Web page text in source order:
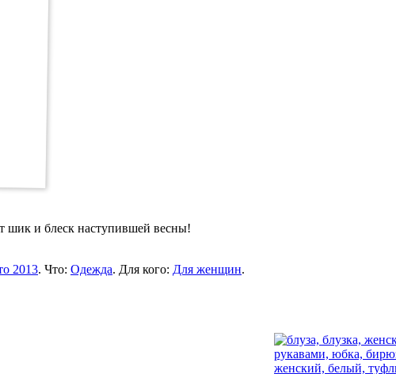
шик и блеск наступившей весны!
2013. Что: Одежда. Для кого: Для женщин.